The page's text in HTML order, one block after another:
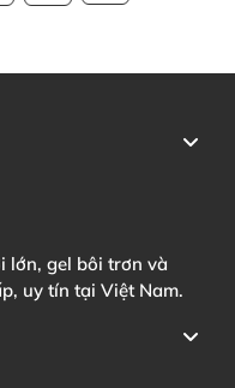
lớn, gel bôi trơn và
uy tín tại Việt Nam.